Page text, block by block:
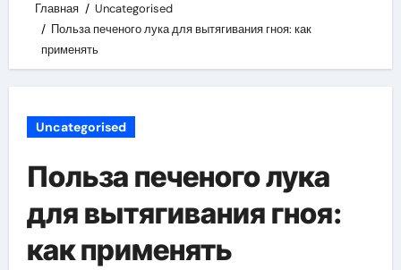
Главная
Uncategorised
Польза печеного лука для вытягивания гноя: как
применять
Uncategorised
Польза печеного лука
для вытягивания гноя:
как применять